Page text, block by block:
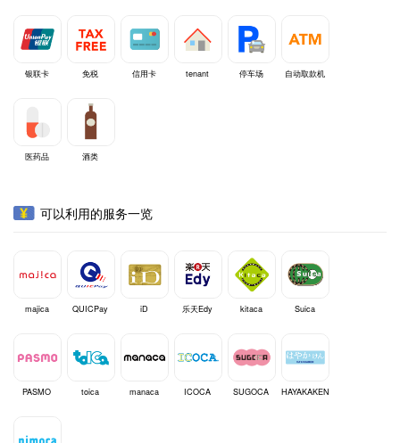
银联卡 免税 信用卡 tenant 停车场 自动取款机
医药品 酒类
可以利用的服务一览
majica QUICPay iD 乐天Edy kitaca Suica
PASMO toica manaca ICOCA SUGOCA HAYAKAKEN